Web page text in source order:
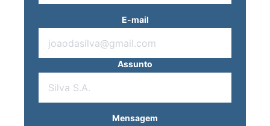
E-mail
Assunto
Mensagem